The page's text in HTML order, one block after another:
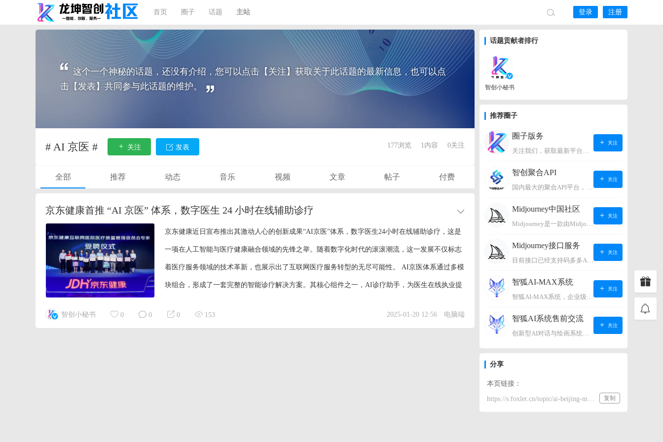
首页 圈子 话题 主站 登录 注册
话题贡献者排行
智创小秘书
推荐圈子
圈子版务
关注我们，获取最新平台动态。
关注
智创聚合API
国内最大的聚合API平台，支持OpenAI、阿里、智谱、360、讯飞、百度等国内外大语言模型。https://s.lconai.com/
关注
Midjourney中国社区
Midjourney是一款由Midjourney有限公司开发的数字艺术工具软件，具有生成虚拟世界的强大能力，可根据用户输入的文字或语音在虚拟世界中生成对应场景，使用户能够探索和创造自己的数字艺术作品。
关注
Midjourney接口服务
目前接口已经支持码多多AI系统、小狐狸AI系统，如需其它接口请联系微信客服：lonconst
关注
智狐AI-MAX系统
智狐AI-MAX系统，企业级AI知识库，可以进行AI对话、AI应用，拥有强大的第三方对接能力。适用企业智能客服、企业智能文档、专家顾问助理等多种企业级商业场景，具有较大的商业使用价值。 如需购买请联系客服微信：lonconst
关注
智狐AI系统售前交流
创新型AI对话与绘画系统（非官方） 如需购买请联系微信客服：lonconst
关注
分享
本页链接：
https://s.foxlet.cn/topic/ai-beijing-medical 复制
这个一个神秘的话题，还没有介绍，您可以点击【关注】获取关于此话题的最新信息，也可以点
击【发表】共同参与此话题的维护。
# AI 京医 # 关注 发表 177浏览 1内容 0关注
全部 推荐 动态 音乐 视频 文章 帖子 付费
京东健康首推 “AI 京医” 体系，数字医生 24 小时在线辅助诊疗
京东健康近日宣布推出其激动人心的创新成果“AI京医”体系，数字医生24小时在线辅助诊疗，这是
一项在人工智能与医疗健康融合领域的先锋之举。随着数字化时代的滚滚潮流，这一发展不仅标志
着医疗服务领域的技术革新，也展示出了互联网医疗服务转型的无尽可能性。 AI京医体系通过多模
块组合，形成了一套完整的智能诊疗解决方案。其核心组件之一，AI诊疗助手，为医生在线执业提
智创小秘书 0 0 0 153 2025-01-20 12:56 电脑端